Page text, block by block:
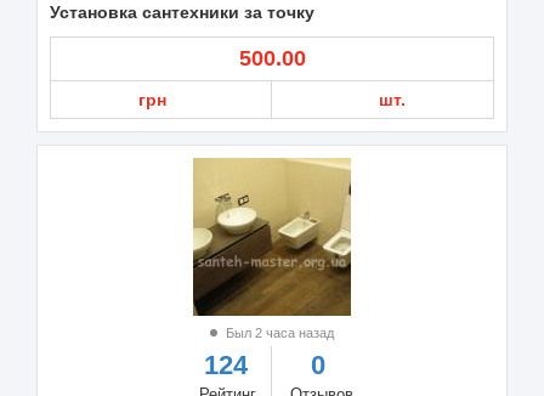
Установка сантехники за точку
500.00
грн шт.
Был 2 часа назад
124 0